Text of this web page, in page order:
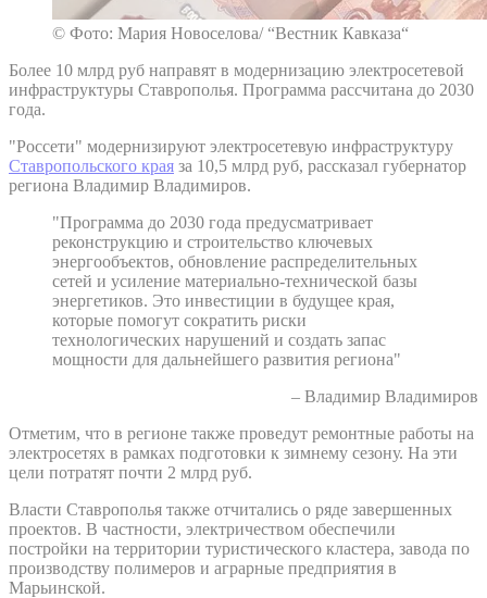
© Фото: Мария Новоселова/ “Вестник Кавказа“
Более 10 млрд руб направят в модернизацию электросетевой
инфраструктуры Ставрополья. Программа рассчитана до 2030
года.
"Россети" модернизируют электросетевую инфраструктуру
Ставропольского края за 10,5 млрд руб, рассказал губернатор
региона Владимир Владимиров.
"Программа до 2030 года предусматривает
реконструкцию и строительство ключевых
энергообъектов, обновление распределительных
сетей и усиление материально-технической базы
энергетиков. Это инвестиции в будущее края,
которые помогут сократить риски
технологических нарушений и создать запас
мощности для дальнейшего развития региона"
– Владимир Владимиров
Отметим, что в регионе также проведут ремонтные работы на
электросетях в рамках подготовки к зимнему сезону. На эти
цели потратят почти 2 млрд руб.
Власти Ставрополья также отчитались о ряде завершенных
проектов. В частности, электричеством обеспечили
постройки на территории туристического кластера, завода по
производству полимеров и аграрные предприятия в
Марьинской.